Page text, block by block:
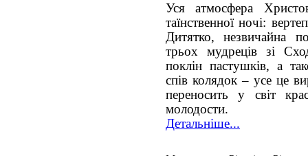
Уся атмосфера
таїнственної ночі:
Дитятко, незвичайна
трьох мудреців зі
поклін пастушків, а
спів колядок – усе це
переносить у світ
молодости.
Детальніше...